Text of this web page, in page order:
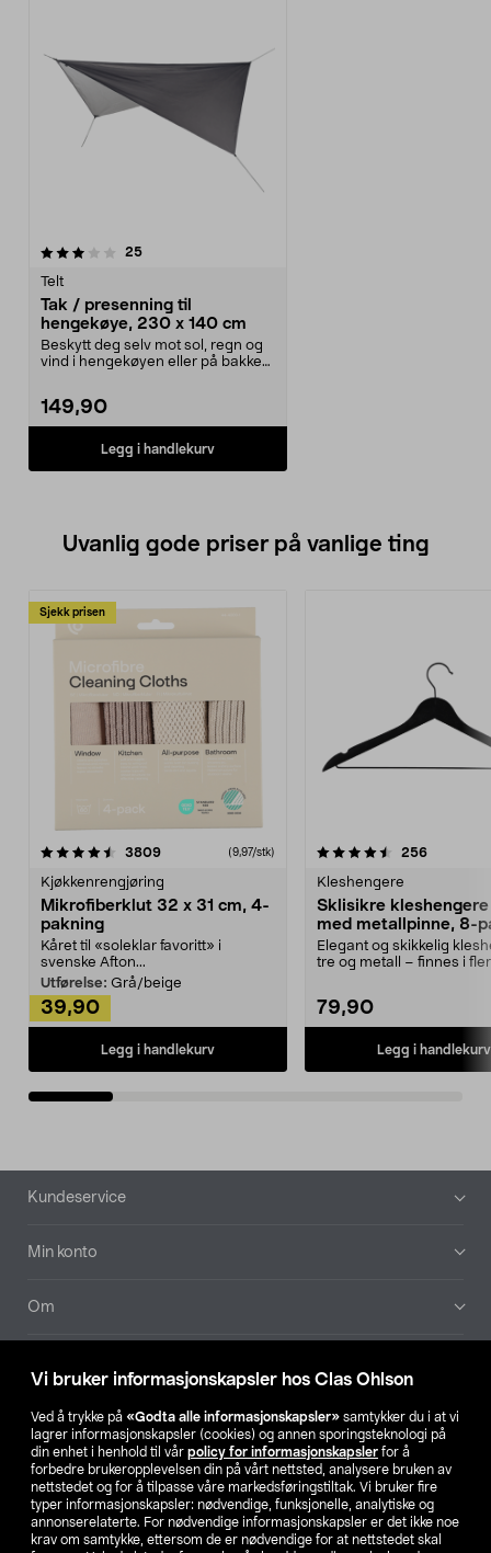
Vi bruker informasjonskapsler hos Clas Ohlson
Ved å trykke på «Godta alle informasjonskapsler» samtykker du i at vi
lagrer informasjonskapsler (cookies) og annen sporingsteknologi på
din enhet i henhold til vår policy for informasjonskapsler for å
forbedre brukeropplevelsen din på vårt nettsted, analysere bruken av
nettstedet og for å tilpasse våre markedsføringstiltak. Vi bruker fire
typer informasjonskapsler: nødvendige, funksjonelle, analytiske og
annonserelaterte. For nødvendige informasjonskapsler er det ikke noe
krav om samtykke, ettersom de er nødvendige for at nettstedet skal
25anmeldelser
Telt
Tak / presenning til
hengekøye, 230 x 140 cm
Beskytt deg selv mot sol, regn og
vind i hengekøyen eller på bakken.
149,90
Legg i handlekurv
Uvanlig gode priser på vanlige ting
Sjekk prisen
3809anmeldelser(9,97/stk)
Kjøkkenrengjøring
Mikrofiberklut 32 x 31 cm, 4-
pakning
Kåret til «soleklar favoritt» i
svenske Afton...
Utførelse: Grå/beige
39,90
Legg i handlekurv
4.5av 5 stjerner 256
Kleshengere
Sklisikre
med metallpinne, 8-
Elegant og skikkelig
tre og metall – finnes i
79,90
Legg i handlekurv
4.5av 5 stjerner
Bunntekst
Kundeservice
Min konto
Om
Våre selskaper
Finn din butikk
SE NO FI